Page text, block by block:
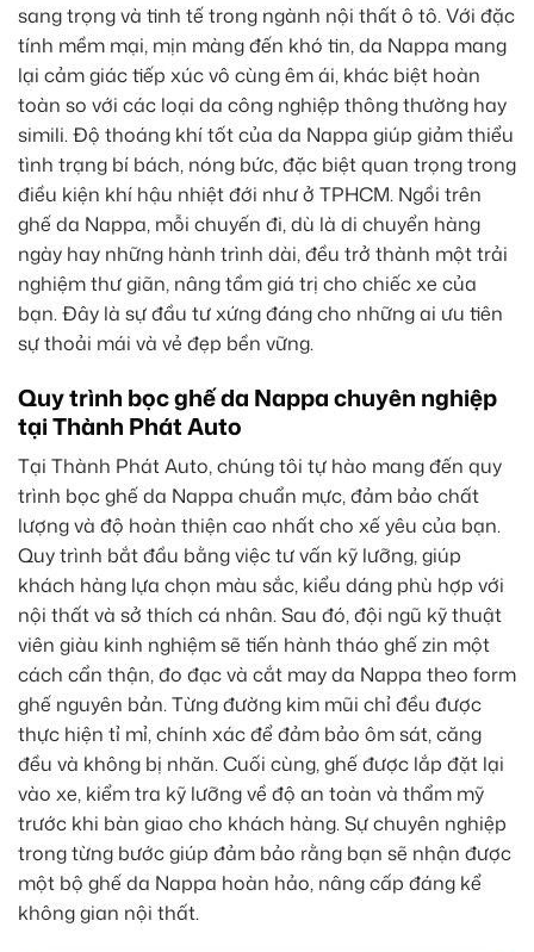
sang trọng và tinh tế trong ngành nội thất ô tô. Với đặc
tính mềm mại, mịn màng đến khó tin, da Nappa mang
lại cảm giác tiếp xúc vô cùng êm ái, khác biệt hoàn
toàn so với các loại da công nghiệp thông thường hay
simili. Độ thoáng khí tốt của da Nappa giúp giảm thiểu
tình trạng bí bách, nóng bức, đặc biệt quan trọng trong
điều kiện khí hậu nhiệt đới như ở TPHCM. Ngồi trên
ghế da Nappa, mỗi chuyến đi, dù là di chuyển hàng
ngày hay những hành trình dài, đều trở thành một trải
nghiệm thư giãn, nâng tầm giá trị cho chiếc xe của
bạn. Đây là sự đầu tư xứng đáng cho những ai ưu tiên
sự thoải mái và vẻ đẹp bền vững.
Quy trình bọc ghế da Nappa chuyên nghiệp
tại Thành Phát Auto
Tại Thành Phát Auto, chúng tôi tự hào mang đến quy
trình bọc ghế da Nappa chuẩn mực, đảm bảo chất
lượng và độ hoàn thiện cao nhất cho xế yêu của bạn.
Quy trình bắt đầu bằng việc tư vấn kỹ lưỡng, giúp
khách hàng lựa chọn màu sắc, kiểu dáng phù hợp với
nội thất và sở thích cá nhân. Sau đó, đội ngũ kỹ thuật
viên giàu kinh nghiệm sẽ tiến hành tháo ghế zin một
cách cẩn thận, đo đạc và cắt may da Nappa theo form
ghế nguyên bản. Từng đường kim mũi chỉ đều được
thực hiện tỉ mỉ, chính xác để đảm bảo ôm sát, căng
đều và không bị nhăn. Cuối cùng, ghế được lắp đặt lại
vào xe, kiểm tra kỹ lưỡng về độ an toàn và thẩm mỹ
trước khi bàn giao cho khách hàng. Sự chuyên nghiệp
trong từng bước giúp đảm bảo rằng bạn sẽ nhận được
một bộ ghế da Nappa hoàn hảo, nâng cấp đáng kể
không gian nội thất.